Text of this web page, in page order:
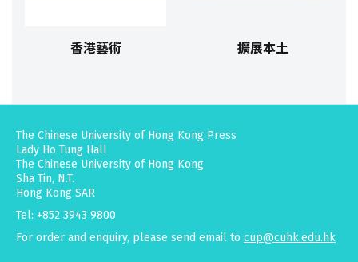
香港藝術 擴展本土
The Chinese University of Hong Kong Press
Lady Ho Tung Hall
The Chinese University of Hong Kong
Sha Tin, N.T.
Hong Kong SAR
Tel: +852 3943 9800
For order and enquiry, please send email to cup@cuhk.edu.hk